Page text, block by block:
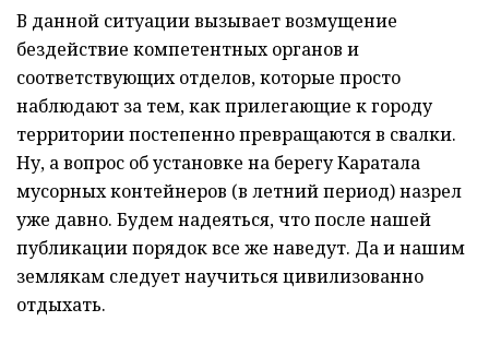
В данной ситуации вызывает возмущение
бездействие компетентных органов и
соответствующих отделов, которые просто
наблюдают за тем, как прилегающие к городу
территории постепенно превращаются в свалки.
Ну, а вопрос об установке на берегу Каратала
мусорных контейнеров (в летний период) назрел
уже давно. Будем надеяться, что после нашей
публикации порядок все же наведут. Да и нашим
землякам следует научиться цивилизованно
отдыхать.